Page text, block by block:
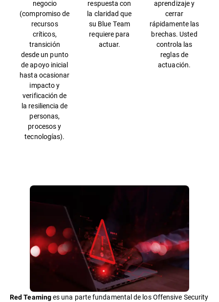
negocio
(compromiso de
recursos
críticos,
transición
desde un punto
de apoyo inicial
hasta ocasionar
impacto y
verificación de
la resiliencia de
personas,
procesos y
tecnologías).
respuesta con
la claridad que
su Blue Team
requiere para
actuar.
aprendizaje y
cerrar
rápidamente las
brechas. Usted
controla las
reglas de
actuación.
Red Teaminges una parte fundamental de los Offensive Security